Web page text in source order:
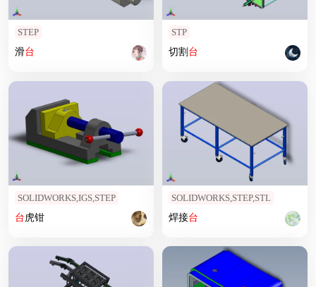
STEP
滑台
STP
切割 台
SOLIDWORKS,IGS,STEP
台虎钳
SOLIDWORKS,STEP,STL
焊接台